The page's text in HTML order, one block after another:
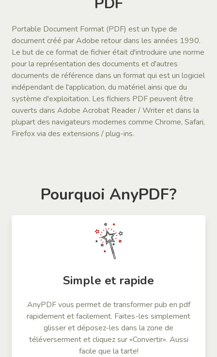
Portable Document Format (PDF) est un type de
document créé par Adobe retour dans les années 1990.
Le but de ce format de fichier était d'introduire une norme
pour la représentation des documents et d'autres
documents de référence dans un format qui est un logiciel
indépendant de l'application, du matériel ainsi que du
système d'exploitation. Les fichiers PDF peuvent être
ouverts dans Adobe Acrobat Reader / Writer et dans la
plupart des navigateurs modernes comme Chrome, Safari,
Firefox via des extensions / plug-ins.
Pourquoi AnyPDF?
Simple et rapide
AnyPDF vous permet de transformer pub en pdf
rapidement et facilement. Faites-les simplement
glisser et déposez-les dans la zone de
téléverserment et cliquez sur «Convertir». Aussi
facile que la tarte!